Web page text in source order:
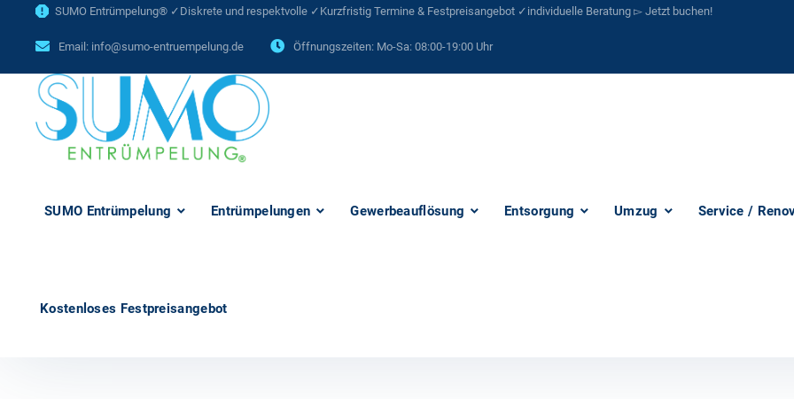
SUMO Entrümpelung® ✓Diskrete und respektvolle ✓Kurzfristig Termine & Festpreisangebot ✓individuelle Beratung ▻ Jetzt buchen!
Email: info@sumo-entruempelung.de Öffnungszeiten: Mo-Sa: 08:00-19:00 Uhr
SUMO Entrümpelung Entrümpelungen Gewerbeauflösung Entsorgung Umzug Service /
Kostenloses Festpreisangebot